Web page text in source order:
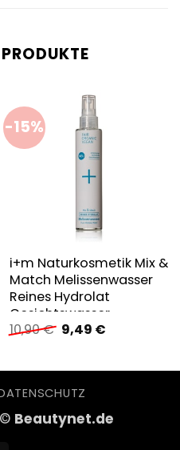
-15%
i+m Naturkosmetik Mix &
Match Melissenwasser
Reines Hydrolat
Gesichtswasser
10,90€ Ursprünglicher
Preis
10,90 €
9,49 €Aktueller
9,49 €.
Beautynet.de